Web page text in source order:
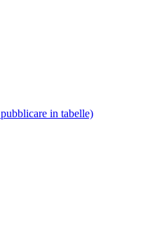
in tabelle)